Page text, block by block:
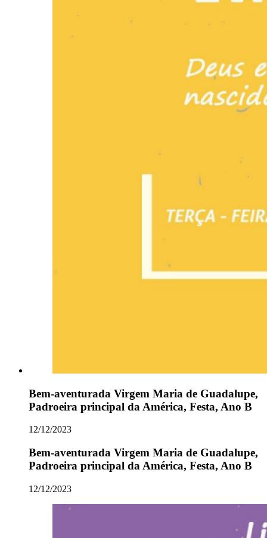
Bem-aventurada Virgem Maria de Guadalupe,
Padroeira principal da América, Festa, Ano B
12/12/2023
Bem-aventurada Virgem Maria de Guadalupe,
Padroeira principal da América, Festa, Ano B
12/12/2023